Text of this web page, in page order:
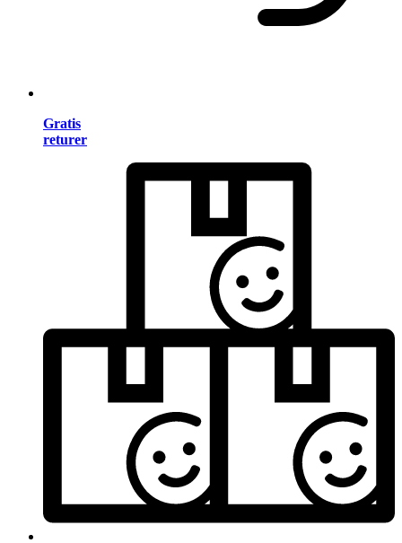
Gratis
returer